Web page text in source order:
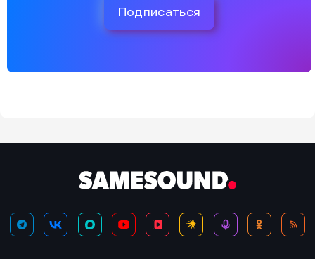
Подписаться